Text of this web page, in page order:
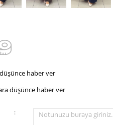
haber ver
düşünce haber ver
: Notunuzu buraya giriniz.